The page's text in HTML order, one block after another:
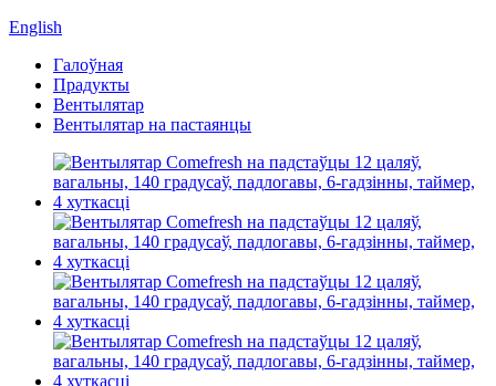
English
Галоўная
Прадукты
Вентылятар
Вентылятар на пастаянцы